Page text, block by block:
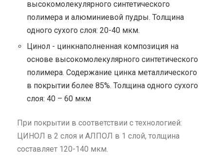
высокомолекулярного синтетического
полимера и алюминиевой пудры. Толщина
одного сухого слоя: 20-40 мкм.
Цинол - цинкнаполненная композиция на
основе высокомолекулярного синтетического
полимера. Содержание цинка металлического
в покрытии более 85%. Толщина одного сухого
слоя: 40 – 60 мкм
При покрытии в соответствии с технологией:
ЦИНОЛ в 2 слоя и АЛПОЛ в 1 слой, толщина
составляет 120-140 мкм.